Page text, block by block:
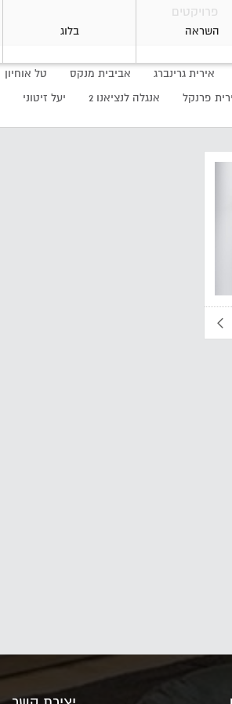
השראה בלוג
פרויקטים
טל אוחיון אביבית מנקס אירית גרינברג
יעל זיטוני אנגלה לנציאנו 2 פרנקל